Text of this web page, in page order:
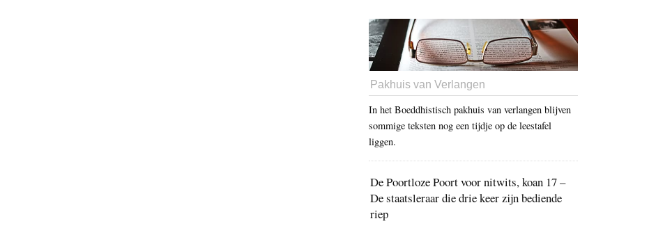
Pakhuis van Verlangen
In het Boeddhistisch pakhuis van verlangen blijven
sommige teksten nog een tijdje op de leestafel
liggen.
De Poortloze Poort voor nitwits, koan 17 –
De staatsleraar die drie keer zijn bediende
riep